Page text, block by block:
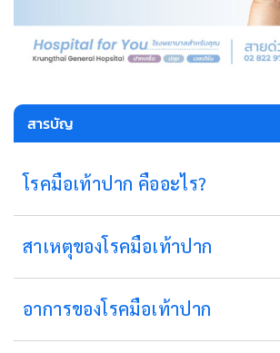
สารบัญ
โรคมือเท้าปาก คืออะไร?
สาเหตุของโรคมือเท้าปาก
อาการของโรคมือเท้าปาก